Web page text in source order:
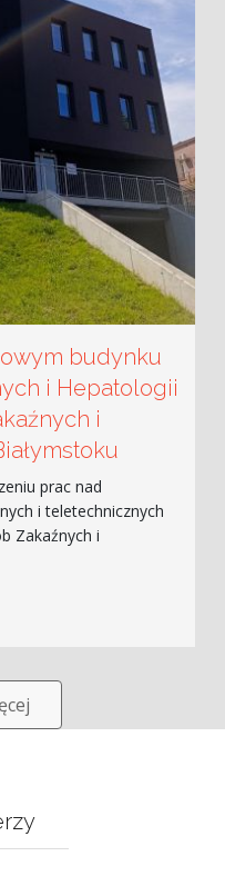
budynku
i Hepatologii
i
prac nad
i teletechnicznych
Zakaźnych i